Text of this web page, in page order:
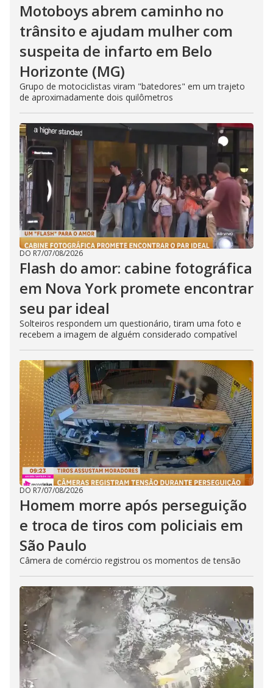
Motoboys abrem caminho no
trânsito e ajudam mulher com
suspeita de infarto em Belo
Horizonte (MG)
Grupo de motociclistas viram "batedores" em um trajeto
de aproximadamente dois quilômetros
DO R7/07/08/2026
Flash do amor: cabine fotográfica
em Nova York promete encontrar
seu par ideal
Solteiros respondem um questionário, tiram uma foto e
recebem a imagem de alguém considerado compatível
DO R7/07/08/2026
Homem morre após perseguição
e troca de tiros com policiais em
São Paulo
Câmera de comércio registrou os momentos de tensão